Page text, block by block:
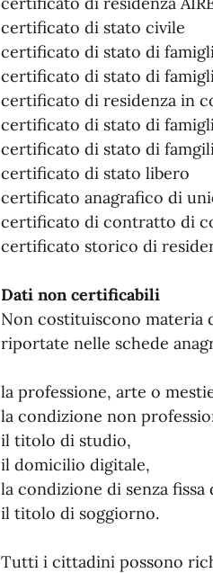
certificato di stato civile
certificato di stato di
certificato di stato di
certificato di residenza in
certificato di stato di
certificato di stato di
certificato di stato libero
certificato anagrafico di
certificato di contratto di
certificato storico di
Dati non certificabili
Non costituiscono materia
riportate nelle schede
la professione, arte o
la condizione non
il titolo di studio,
il domicilio digitale,
la condizione di senza fissa
il titolo di soggiorno.
Tutti i cittadini possono